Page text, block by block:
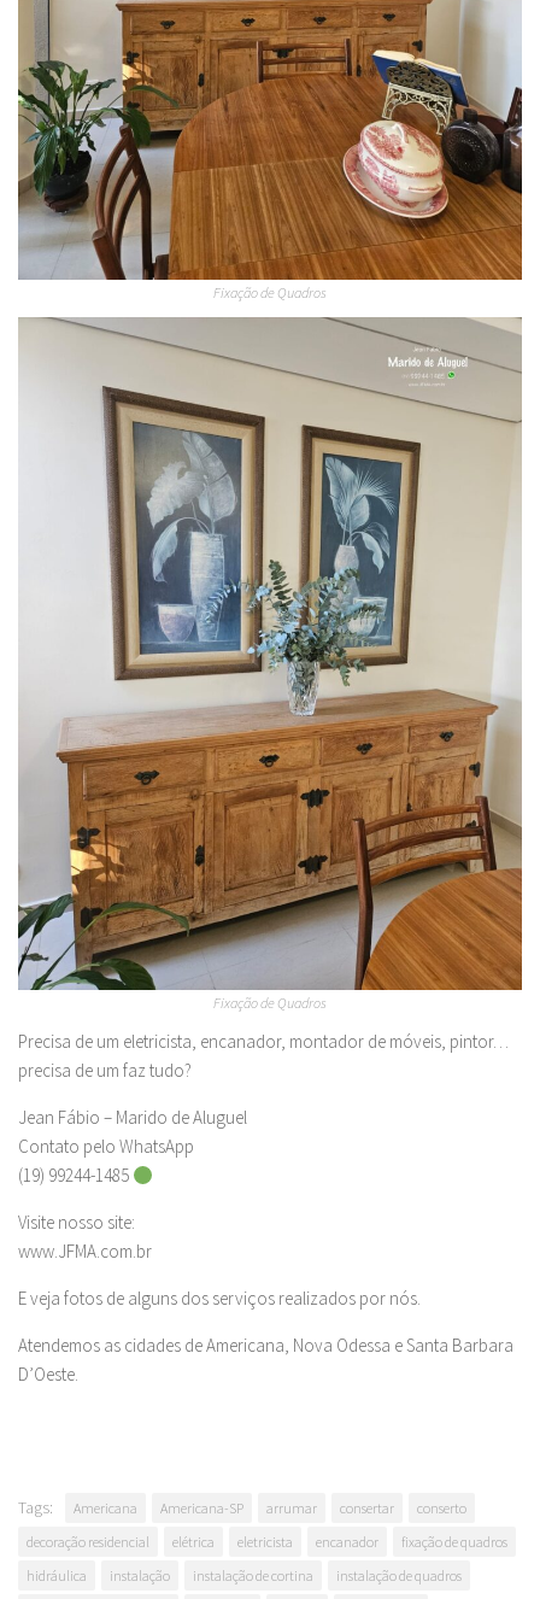
Fixação de Quadros
Fixação de Quadros
Precisa de um eletricista, encanador, montador de móveis, pintor…
precisa de um faz tudo?
Jean Fábio – Marido de Aluguel
Contato pelo WhatsApp
(19) 99244-1485
Visite nosso site:
www.JFMA.com.br
E veja fotos de alguns dos serviços realizados por nós.
Atendemos as cidades de Americana, Nova Odessa e Santa Barbara
D’Oeste.
Tags: Americana Americana-SP arrumar consertar
conserto
decoração residencial
elétrica eletricista encanador
fixação de quadros
hidráulica
instalação instalação de cortina
instalação de quadros